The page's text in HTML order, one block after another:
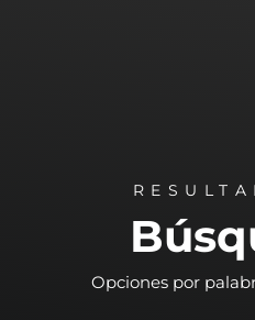
Opciones por